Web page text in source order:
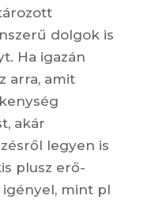
dolgok is
Ha igazán
arra, amit
akár
legyen is
plusz erő-
mint pl